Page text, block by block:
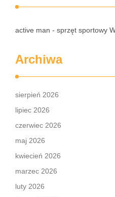
active man - sprzęt sportowy
Archiwa
sierpień 2026
lipiec 2026
czerwiec 2026
maj 2026
kwiecień 2026
marzec 2026
luty 2026